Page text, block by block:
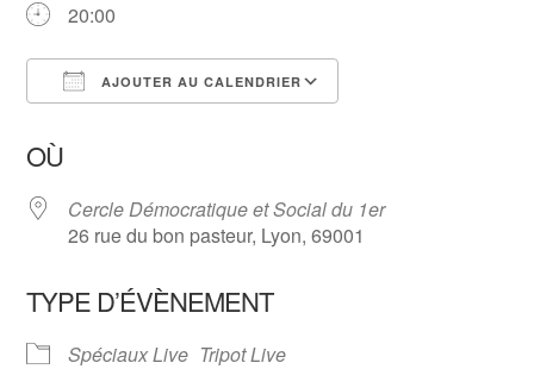
20:00
AJOUTER AU CALENDRIER
OÙ
Cercle Démocratique et Social du 1er
26 rue du bon pasteur, Lyon, 69001
TYPE D’ÉVÈNEMENT
Spéciaux Live Tripot Live